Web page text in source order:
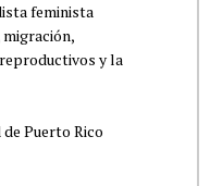
feminista
migración,
y la
Puerto Rico